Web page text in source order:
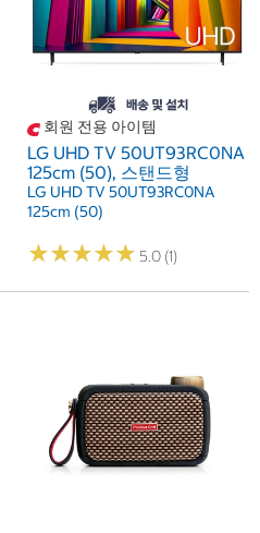
회원 전용 아이템
LG UHD TV 50UT93RC0NA
125cm (50), 스탠드형
LG UHD TV 50UT93RC0NA
125cm (50)
★★★★★
★★★★★ 5.0 (1)